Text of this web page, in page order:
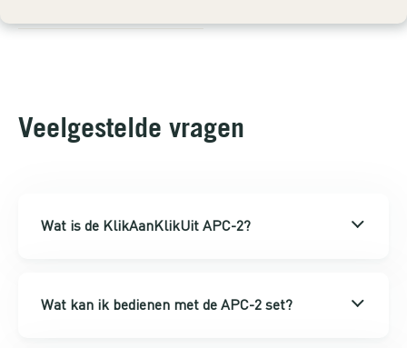
Veelgestelde vragen
Wat is de KlikAanKlikUit APC-2?
Wat kan ik bedienen met de APC-2 set?